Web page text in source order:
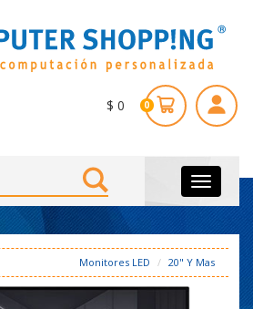
$ 0 0
Toggle
Monitores LED 20" Y Mas